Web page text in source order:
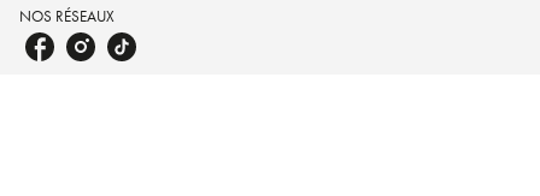
NOS RÉSEAUX